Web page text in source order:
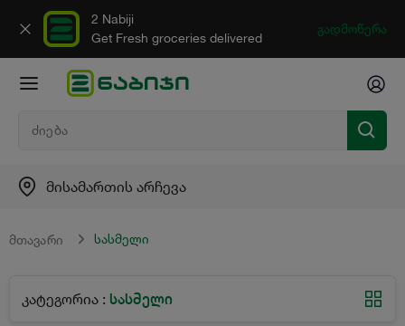
2 Nabiji
Get Fresh groceries delivered
გადმოწერა
მისამართის არჩევა
მთავარი სასმელი
კატეგორია : სასმელი